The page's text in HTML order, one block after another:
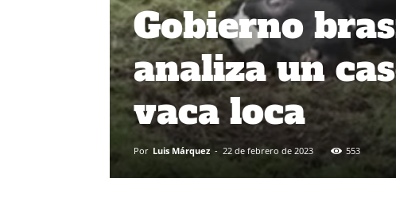
Gobierno
analiza un
vaca loca
Por Luis Márquez - 22 de febrero de 2023 553